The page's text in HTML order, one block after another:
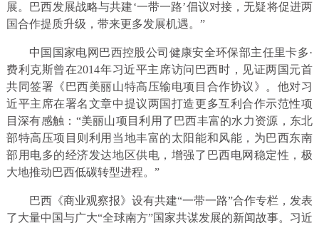
展。巴西发展战略与共建‘一带一路’倡议对接，无疑将促进两
国合作提质升级，带来更多发展机遇。”
中国国家电网巴西控股公司健康安全环保部主任里卡多·
费利克斯曾在2014年习近平主席访问巴西时，见证两国元首
共同签署《巴西美丽山特高压输电项目合作协议》。他对习
近平主席在署名文章中提议两国打造更多互利合作示范性项
目深有感触：“美丽山项目利用了巴西丰富的水力资源，东北
部特高压项目则利用当地丰富的太阳能和风能，为巴西东南
部用电多的经济发达地区供电，增强了巴西电网稳定性，极
大地推动巴西低碳转型进程。”
巴西《商业观察报》设有共建“一带一路”合作专栏，发表
了大量中国与广大“全球南方”国家共谋发展的新闻故事。习近